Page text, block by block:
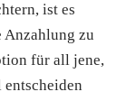
ist es
Anzahlung zu
für all jene,